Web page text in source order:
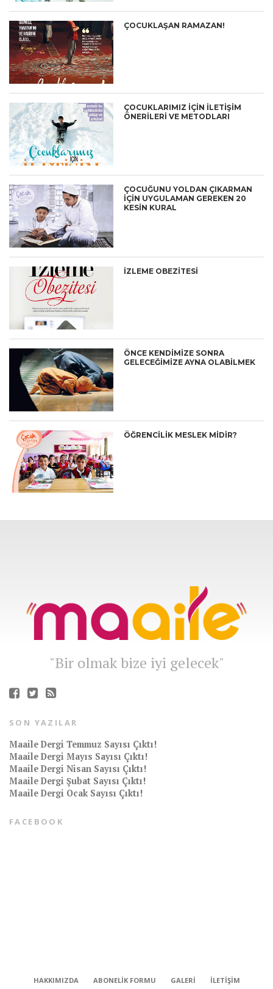
ÇOCUKLAŞAN RAMAZAN!
ÇOCUKLARIMIZ İÇİN İLETİŞİM
ÖNERİLERİ VE METODLARI
ÇOCUĞUNU YOLDAN ÇIKARMAN
İÇİN UYGULAMAN GEREKEN 20
KESİN KURAL
İZLEME OBEZİTESİ
ÖNCE KENDİMİZE SONRA
GELECEĞİMİZE AYNA OLABİLMEK
ÖĞRENCILIK MESLEK MIDIR?
"Bir olmak bize iyi gelecek"
SON YAZILAR
Maaile Dergi Temmuz Sayısı Çıktı!
Maaile Dergi Mayıs Sayısı Çıktı!
Maaile Dergi Nisan Sayısı Çıktı!
Maaile Dergi Şubat Sayısı Çıktı!
Maaile Dergi Ocak Sayısı Çıktı!
FACEBOOK
HAKKIMIZDA ABONELIK FORMU GALERI İLETIŞIM